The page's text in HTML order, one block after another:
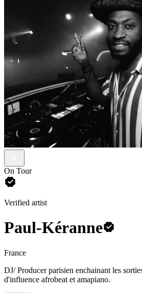
On Tour
Verified artist
Paul-Kéranne
France
DJ/ Producer parisien enchainant les
d'influence afrobeat et amapiano.